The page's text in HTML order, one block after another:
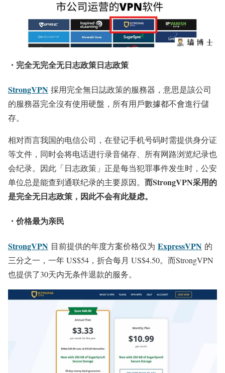
・完全无完全无日志政策日志政策
StrongVPN 採用完全無日誌政策的服務器，意思是該公司
的服務器完全沒有使用硬盤，所有用戶數據都不會進行儲
存。
相对而言我国的电信公司，在登记手机号码时需提供身分证
等文件，同时会将电话进行录音储存、所有网路浏览纪录也
会纪录。因此「日志政策」正是每当犯罪事件发生时，公安
单位总是能查到通联纪录的主要原因。 而StrongVPN采用的
是完全无日志政策，因此不会有此疑虑。
・价格最为亲民
StrongVPN 目前提供的年度方案价格仅为 ExpressVPN 的
三分之一，一年 US$54，折合每月 US$4.50。而StrongVPN
也提供了30天内无条件退款的服务。